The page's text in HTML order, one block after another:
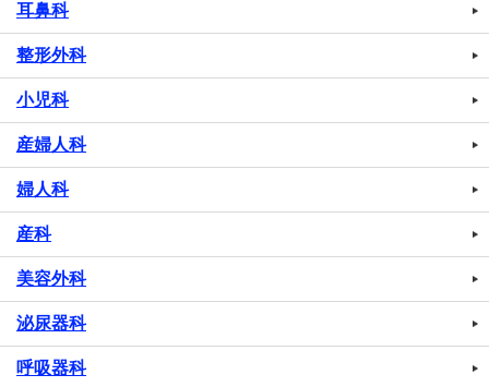
耳鼻科
整形外科
小児科
産婦人科
婦人科
産科
美容外科
泌尿器科
呼吸器科